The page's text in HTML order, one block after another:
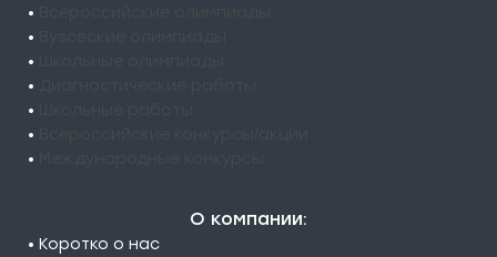
•
•
•
•
•
•
•
О компании:
• Коротко о нас